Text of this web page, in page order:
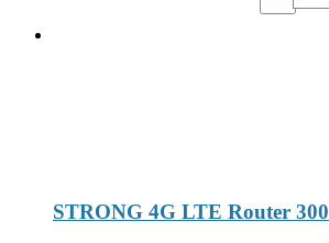
STRONG 4G LTE Router 300